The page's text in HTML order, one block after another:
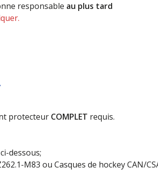
responsable au plus tard
protecteur COMPLET requis.
dessous;
M83 ou Casques de hockey CAN/